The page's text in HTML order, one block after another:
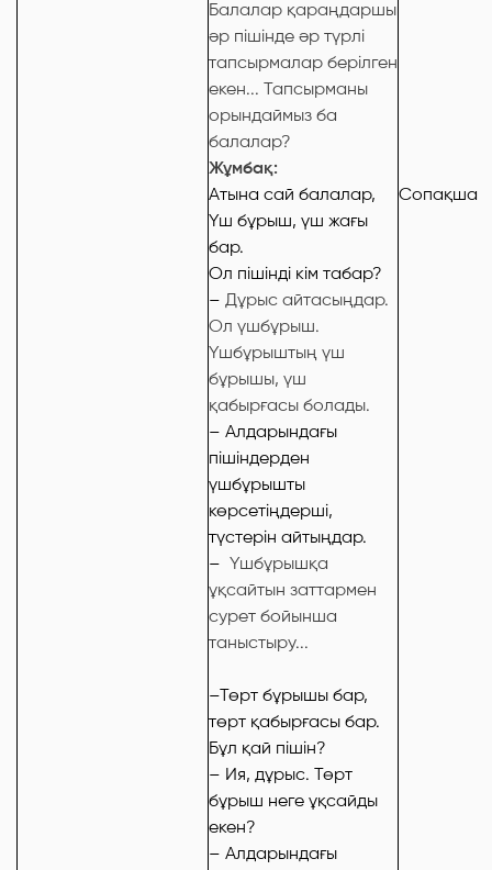
Балалар қараңдаршы
әр пішінде әр түрлі
тапсырмалар берілген
екен... Тапсырманы
орындаймыз ба
балалар?
Жұмбақ:
Атына сай балалар,
Үш бұрыш, үш жағы
бар.
Ол пішінді кім табар?
– Дұрыс айтасыңдар.
Ол үшбұрыш.
Үшбұрыштың үш
бұрышы, үш
қабырғасы болады.
– Алдарындағы
пішіндерден
үшбұрышты
көрсетіңдерші,
түстерін айтыңдар.
– Үшбұрышқа
ұқсайтын заттармен
сурет бойынша
таныстыру...
–Төрт бұрышы бар,
төрт қабырғасы бар.
Бұл қай пішін?
– Ия, дұрыс. Төрт
бұрыш неге ұқсайды
екен?
– Алдарындағы
Сопақша